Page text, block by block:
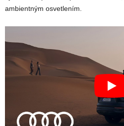
ambientným osvetlením.